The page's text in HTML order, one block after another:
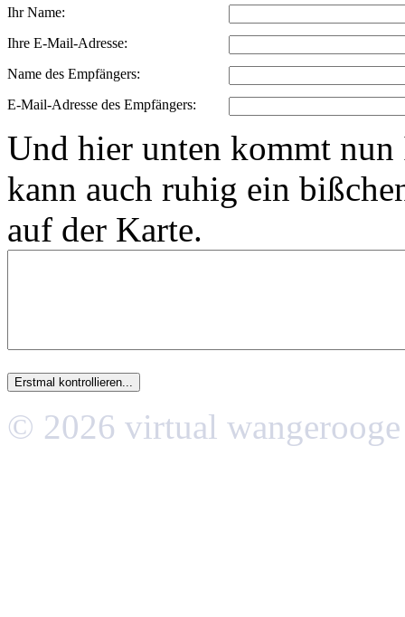
Ihr Name:
Ihre E-Mail-Adresse:
Name des Empfängers:
E-Mail-Adresse des Empfängers:
Und hier unten kommt
kann auch ruhig ein
auf der Karte.
© 2026 virtual wangerooge